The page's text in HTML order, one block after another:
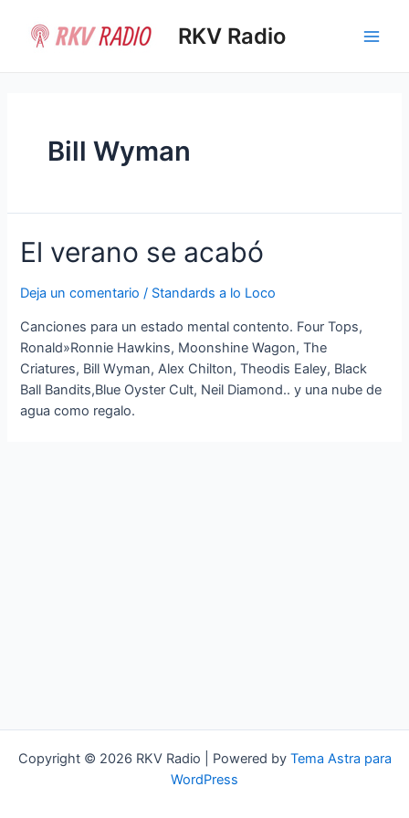
contenido
RKV Radio
Bill Wyman
El verano se acabó
Deja un comentario / Standards a lo Loco
Canciones para un estado mental contento. Four Tops,
Ronald»Ronnie Hawkins, Moonshine Wagon, The
Criatures, Bill Wyman, Alex Chilton, Theodis Ealey, Black
Ball Bandits,Blue Oyster Cult, Neil Diamond.. y una nube de
agua como regalo.
Copyright © 2026 RKV Radio | Powered by Tema Astra para
WordPress